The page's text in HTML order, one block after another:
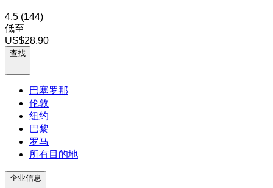
4.5 (144)
低至
US$28.90
查找
巴塞罗那
伦敦
纽约
巴黎
罗马
所有目的地
企业信息